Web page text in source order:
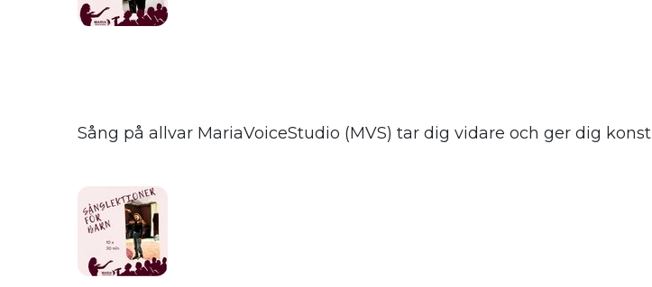
Sång på allvar MariaVoiceStudio (MVS) tar dig vidare och ger dig